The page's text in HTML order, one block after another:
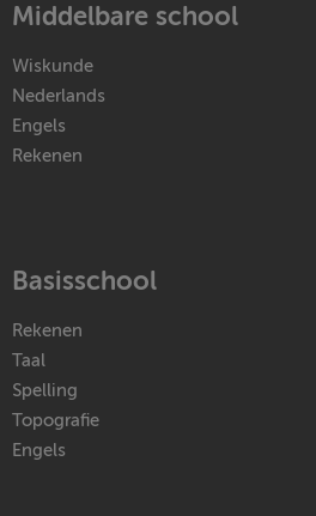
Middelbare school
Wiskunde
Nederlands
Engels
Rekenen
Basisschool
Rekenen
Taal
Spelling
Topografie
Engels